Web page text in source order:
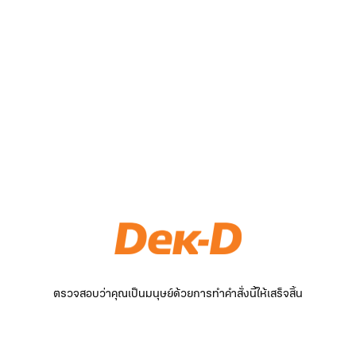
ตรวจสอบว่าคุณเป็นมนุษย์ด้วยการทำคำสั่งนี้ให้เสร็จสิ้น